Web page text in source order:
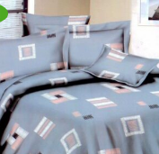
KOSZYKA / QUICK VIEW